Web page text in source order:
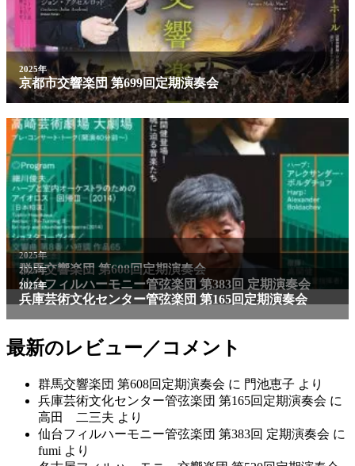
2025年
京都市交響楽団 第699回定期演奏会
2025年
群馬交響楽団 第608回定期演奏会
2025年
仙台フィルハーモニー管弦楽団 第383回 定期演奏会
2025年
兵庫芸術文化センター管弦楽団 第165回定期演奏会
最新のレビュー／コメント
群馬交響楽団 第608回定期演奏会 に 門池恵子 より
兵庫芸術文化センター管弦楽団 第165回定期演奏会 に
高田 二三夫 より
仙台フィルハーモニー管弦楽団 第383回 定期演奏会 に
fumi より